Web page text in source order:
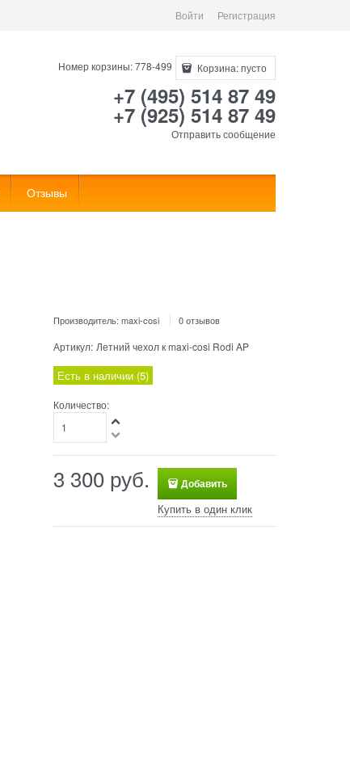
Войти Регистрация
Номер корзины: 778-499 Корзина:пусто
+7 (495) 514 87 49
+7 (925) 514 87 49
Отправить сообщение
Отзывы
Производитель: maxi-cosi 0 отзывов
Артикул: Летний чехол к maxi-cosi Rodi AP
Есть в наличии (5)
Количество:
3 300 руб. Добавить
Купить в один клик